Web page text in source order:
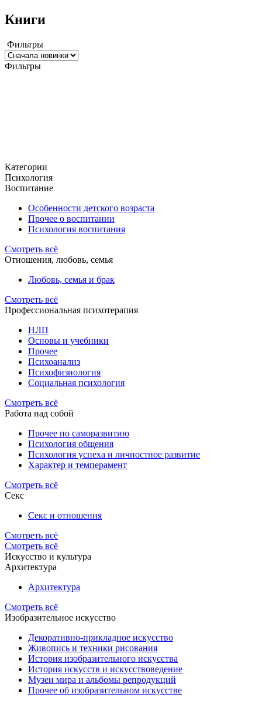
Книги
Фильтры
Фильтры
Категории
Психология
Воспитание
Особенности детского возраста
Прочее о воспитании
Психология воспитания
Смотреть всё
Отношения, любовь, семья
Любовь, семья и брак
Смотреть всё
Профессиональная психотерапия
НЛП
Основы и учебники
Прочее
Психоанализ
Психофизиология
Социальная психология
Смотреть всё
Работа над собой
Прочее по саморазвитию
Психология общения
Психология успеха и личностное развитие
Характер и темперамент
Смотреть всё
Секс
Секс и отношения
Смотреть всё
Смотреть всё
Искусство и культура
Архитектура
Архитектура
Смотреть всё
Изобразительное искусство
Декоративно-прикладное искусство
Живопись и техники рисования
История изобразительного искусства
История искусств и искусствоведение
Музеи мира и альбомы репродукций
Прочее об изобразительном искусстве